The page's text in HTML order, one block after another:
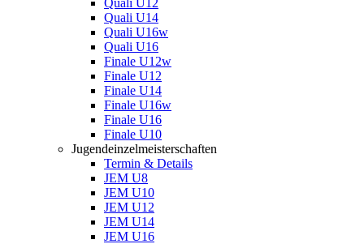
Quali U12
Quali U14
Quali U16w
Quali U16
Finale U12w
Finale U12
Finale U14
Finale U16w
Finale U16
Finale U10
Jugendeinzelmeisterschaften
Termin & Details
JEM U8
JEM U10
JEM U12
JEM U14
JEM U16